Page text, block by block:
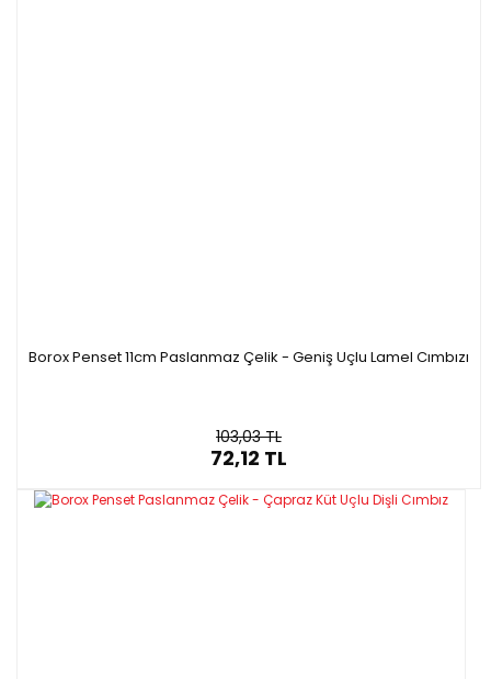
Borox Penset 11cm Paslanmaz Çelik - Geniş Uçlu Lamel Cımbızı
103,03 TL
72,12 TL